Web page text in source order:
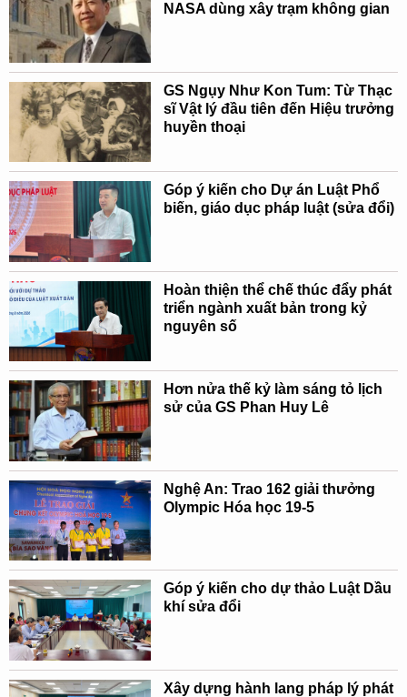
NASA dùng xây trạm không gian
GS Ngụy Như Kon Tum: Từ Thạc
sĩ Vật lý đầu tiên đến Hiệu trưởng
huyền thoại
Góp ý kiến cho Dự án Luật Phổ
biến, giáo dục pháp luật (sửa đổi)
Hoàn thiện thể chế thúc đẩy phát
triển ngành xuất bản trong kỷ
nguyên số
Hơn nửa thế kỷ làm sáng tỏ lịch
sử của GS Phan Huy Lê
Nghệ An: Trao 162 giải thưởng
Olympic Hóa học 19-5
Góp ý kiến cho dự thảo Luật Dầu
khí sửa đổi
Xây dựng hành lang pháp lý phát